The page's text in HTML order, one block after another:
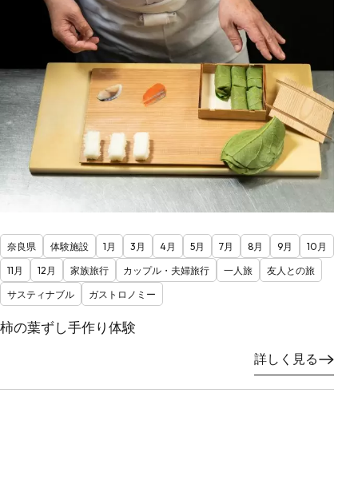
奈良県 体験施設 1月 3月 4月 5月 7月 8月 9月
10月
11月
12月 家族旅行 カップル・夫婦旅行 一人旅
友人との旅
サスティナブル
ガストロノミー
柿の葉ずし手作り体験
詳しく見る